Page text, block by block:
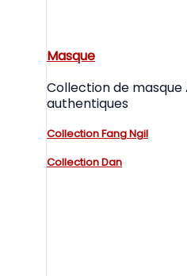
Masque
Collection de masque
authentiques
Collection Fang Ngil
Collection Dan